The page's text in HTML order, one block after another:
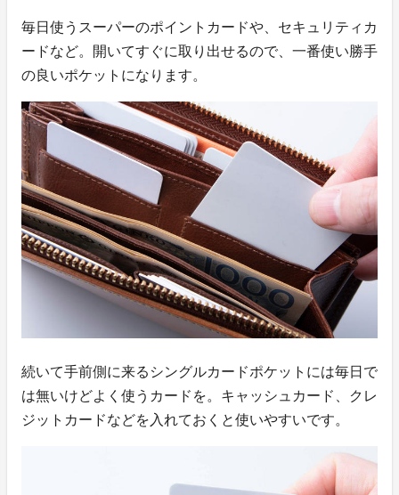
毎日使うスーパーのポイントカードや、セキュリティカ
ードなど。開いてすぐに取り出せるので、一番使い勝手
の良いポケットになります。
続いて手前側に来るシングルカードポケットには毎日で
は無いけどよく使うカードを。キャッシュカード、クレ
ジットカードなどを入れておくと使いやすいです。